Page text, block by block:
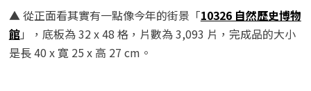
▲ 從正面看其實有一點像今年的街景「10326 自然歷史博物
館」，底板為 32 x 48 格，片數為 3,093 片，完成品的大小
是長 40 x 寛 25 x 高 27 cm。